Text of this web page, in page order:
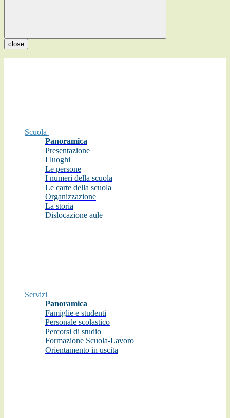
close
Scuola
Panoramica
Presentazione
I luoghi
Le persone
I numeri della scuola
Le carte della scuola
Organizzazione
La storia
Dislocazione aule
Servizi
Panoramica
Famiglie e studenti
Personale scolastico
Percorsi di studio
Formazione Scuola-Lavoro
Orientamento in uscita